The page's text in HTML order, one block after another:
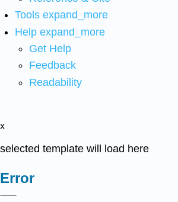
Tools expand_more
Help expand_more
Get Help
Feedback
Readability
x
selected template will load here
Error